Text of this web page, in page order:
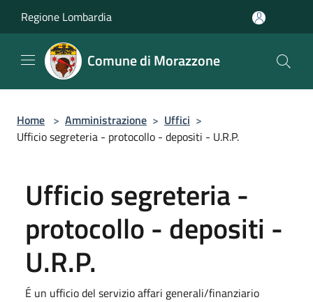
Regione Lombardia
Comune di Morazzone
Home > Amministrazione > Uffici >
Ufficio segreteria - protocollo - depositi - U.R.P.
Ufficio segreteria -
protocollo - depositi -
U.R.P.
É un ufficio del servizio affari generali/finanziario